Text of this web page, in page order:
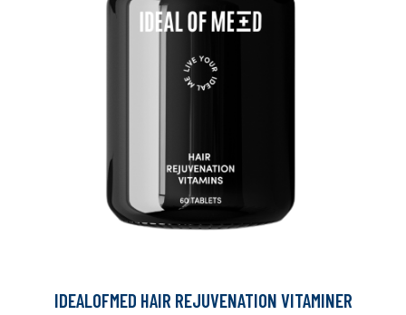
IDEALOFMED HAIR REJUVENATION VITAMINER